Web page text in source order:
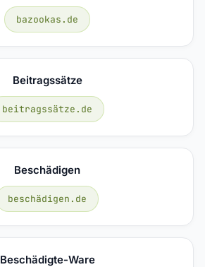
bazookas.de
Beitragssätze
beitragssätze.de
Beschädigen
beschädigen.de
Beschädigte-Ware